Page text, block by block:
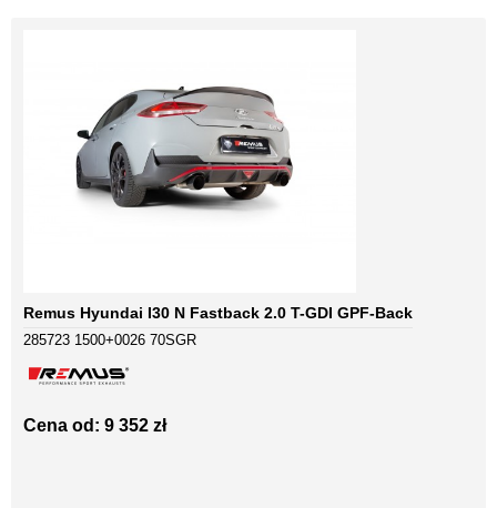
Remus Hyundai I30 N Fastback 2.0 T-GDI GPF-Back
285723 1500+0026 70SGR
Cena od: 9 352 zł